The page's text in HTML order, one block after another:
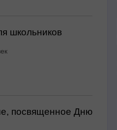
школьников
посвященное Дню